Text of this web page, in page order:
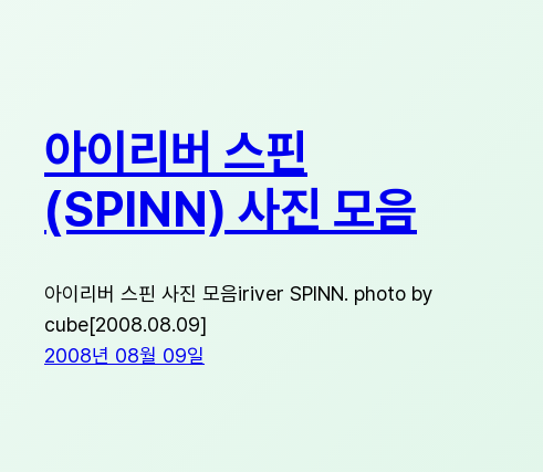
아이리버 스핀
(SPINN) 사진 모음
아이리버 스핀 사진 모음iriver SPINN. photo by
cube[2008.08.09]
2008년 08월 09일